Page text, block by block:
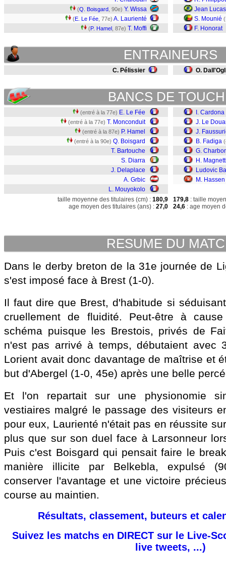
(Q. Boisgard , 90e) Y. Wissa
(E. Le Fée , 77e) A. Laurienté
(P. Hamel , 87e) T. Moffi
Jean Lucas
S. Mounié (
F. Honorat
ENTRAINEURS
C. Pélissier O.
BANCS DE
(entré à la 77e) E. Le Fée
(entré à la 77e) T. Monconduit
(entré à la 87e) P. Hamel
(entré à la 90e) Q. Boisgard
T. Bartouche
S. Diarra
J. Delaplace
A. Grbic
L. Mouyokolo
I. Cardona
J. Le
J.
B. Fadiga
G.
H.
Ludovic
M. Hassen
taille moyenne des titulaires (cm) : 180,9
age moyen des titulaires (ans) : 27,0
179,8 : taille
24,6 : age moyen
RESUME DU
Dans le derby breton de la 31e journée de
s'est imposé face à Brest (1-0).
Il faut dire que Brest, d'habitude si
cruellement de fluidité. Peut-être à
schéma puisque les Brestois, privés de
n'est pas arrivé à temps, débutaient avec
Lorient avait donc davantage de maîtrise et
but d'Abergel (1-0, 45e) après une belle
Et l'on repartait sur une physionomie
vestiaires malgré le passage des visiteurs
pour eux, Laurienté n'était pas en réussite
plus que sur son duel face à Larsonneur
Puis c'est Boisgard qui pensait faire le
manière illicite par Belkebla, expulsé
conserver l'avantage et une victoire
course au maintien.
Résultats, classement, buteurs et
Suivez les matchs en DIRECT sur le Live-
live tweets, ...)